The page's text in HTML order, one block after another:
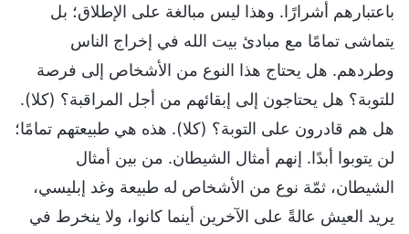
باعتبارهم أشرارًا. وهذا ليس مبالغة على الإطلاق؛ بل
يتماشى تمامًا مع مبادئ بيت الله في إخراج الناس
وطردهم. هل يحتاج هذا النوع من الأشخاص إلى فرصة
للتوبة؟ هل يحتاجون إلى إبقائهم من أجل المراقبة؟ (كلا).
هل هم قادرون على التوبة؟ (كلا). هذه هي طبيعتهم تمامًا؛
لن يتوبوا أبدًا. إنهم أمثال الشيطان. من بين أمثال
الشيطان، ثمّة نوع من الأشخاص له طبيعة وغد إبليسي،
يريد العيش عالةً على الآخرين أينما كانوا، ولا ينخرط في